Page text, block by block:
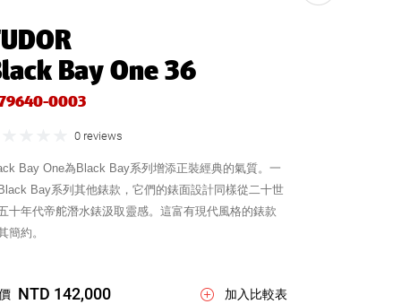
Bay One 36
0003
0 reviews
Bay One為Black Bay系列增添正裝經典的氣質。一
Bay系列其他錶款，它們的錶面設計同樣從二十世
十年代帝舵潛水錶汲取靈感。這富有現代風格的錶款
簡約。
NTD 142,000 加入比較表